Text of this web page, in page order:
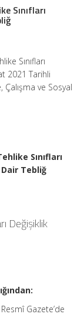
Sınıfları
Sınıfları
2021 Tarihli
Çalışma ve Sosyal
Sınıfları
Tebliğ
Değişiklik
Gazete’de